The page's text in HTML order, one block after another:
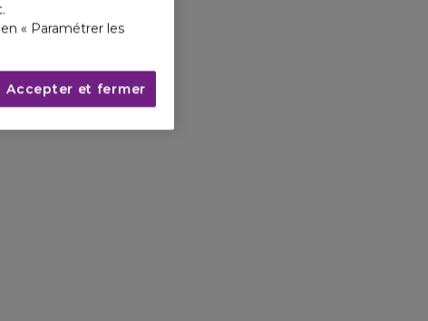
« Paramétrer les
Accepter et fermer